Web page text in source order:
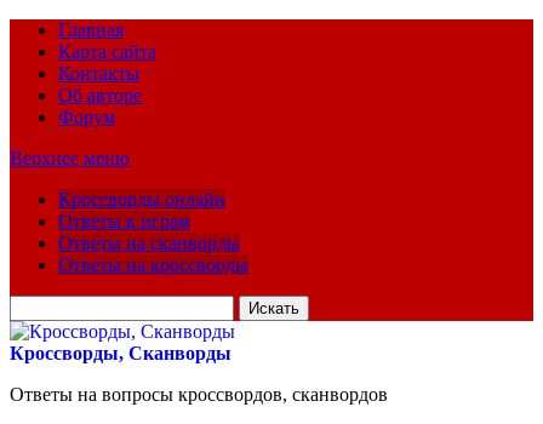
Главная
Карта сайта
Контакты
Об авторе
Форум
Верхнее меню
Кроссворды онлайн
Ответы к играм
Ответы на сканворды
Ответы на кроссворды
для:
Кроссворды, Сканворды
Ответы на вопросы кроссвордов, сканвордов